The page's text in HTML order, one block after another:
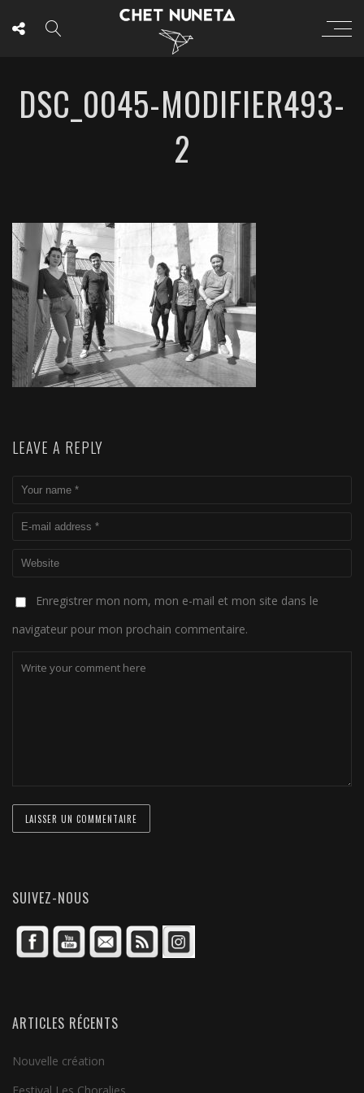
DSC_0045-MODIFIER493-
2
LEAVE A REPLY
Enregistrer mon nom, mon e-mail et mon site dans le
navigateur pour mon prochain commentaire.
SUIVEZ-NOUS
ARTICLES RÉCENTS
Nouvelle création